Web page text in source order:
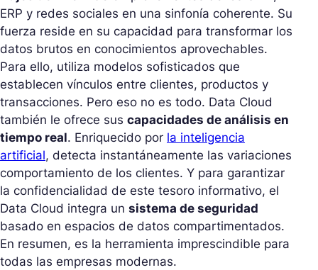
ERP y redes sociales en una sinfonía coherente. Su
fuerza reside en su capacidad para transformar los
datos brutos en conocimientos aprovechables.
Para ello, utiliza modelos sofisticados que
establecen vínculos entre clientes, productos y
transacciones. Pero eso no es todo. Data Cloud
también le ofrece sus capacidades de análisis en
tiempo real. Enriquecido por la inteligencia
artificial, detecta instantáneamente las variaciones
comportamiento de los clientes. Y para garantizar
la confidencialidad de este tesoro informativo, el
Data Cloud integra un sistema de seguridad
basado en espacios de datos compartimentados.
En resumen, es la herramienta imprescindible para
todas las empresas modernas.